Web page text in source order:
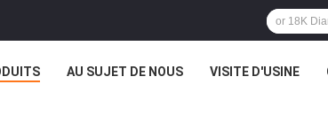
AU SUJET DE NOUS VISITE D'USINE